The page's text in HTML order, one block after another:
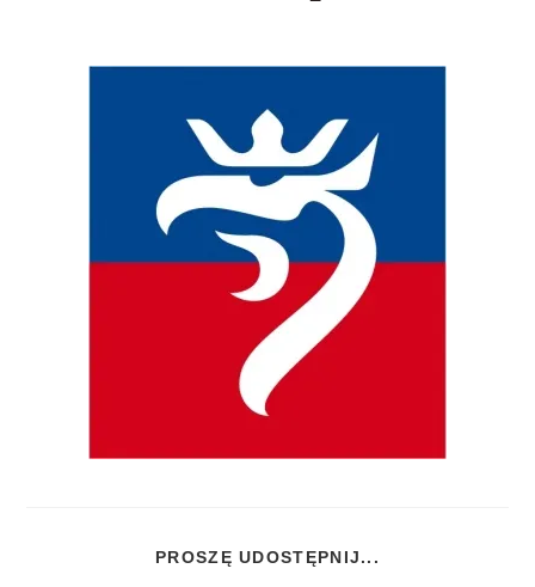
PROSZĘ UDOSTĘPNIJ...